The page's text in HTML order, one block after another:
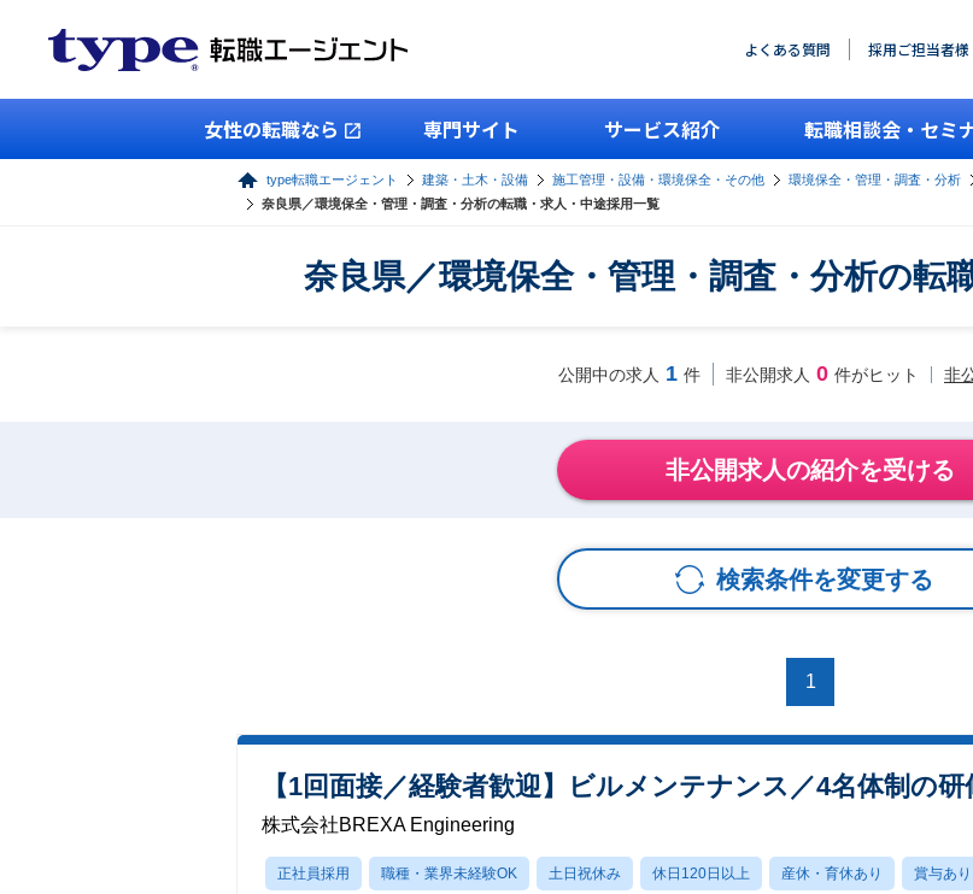
よくある質問 採用ご担当者様
女性の転職なら 専門サイト サービス紹介 転職相談会・セミ
type転職エージェント 建築・土木・設備 施工管理・設備・環境保全・その他 環境保全・管理・調査・分析
奈良県／環境保全・管理・調査・分析の転職・求人・中途採用一覧
奈良県／環境保全・管理・調査・分析の転
公開中の求人 1 件 非公開求人 0 件がヒット 非
非公開求人の紹介を受ける
検索条件を変更する
1
【1回面接／経験者歓迎】ビルメンテナンス／4名体制の
株式会社BREXA Engineering
正社員採用 職種・業界未経験OK 土日祝休み 休日120日以上 産休・育休あり 賞与あり